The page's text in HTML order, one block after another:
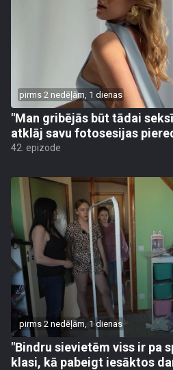
pirms 2 nedēļām, 1 dienas
"Man gribējās būt tādai
atklāj savu fotosesijas
42. epizode
pirms 2 nedēļām, 1 dienas
"Bindru sievietēm viss ir pa
klasi, kā pabeigt iesāktos